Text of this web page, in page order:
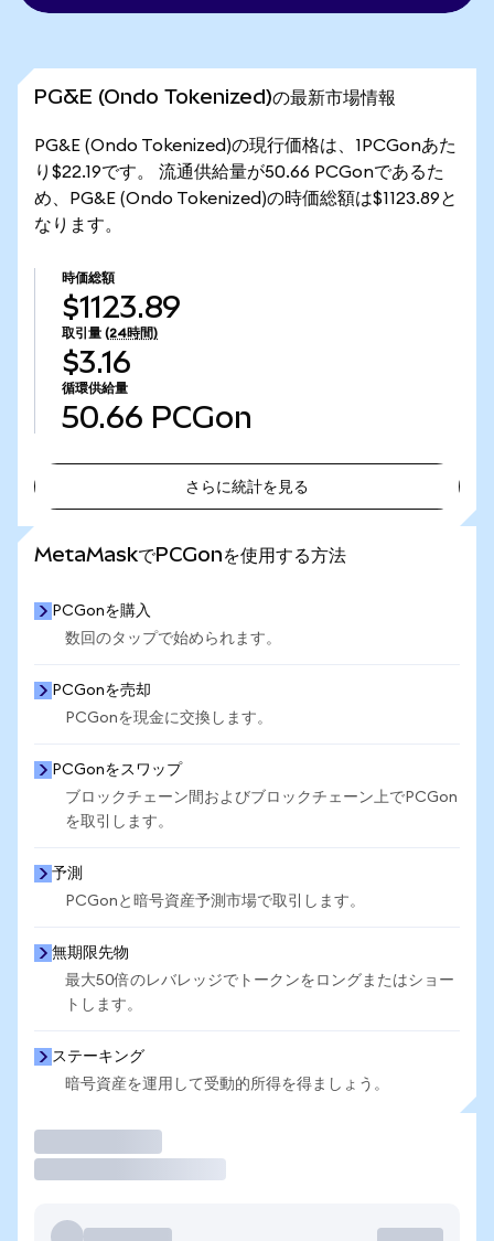
PG&E (Ondo Tokenized)の最新市場情報
PG&E (Ondo Tokenized)の現行価格は、1PCGonあた
り$22.19です。 流通供給量が50.66 PCGonであるた
め、PG&E (Ondo Tokenized)の時価総額は$1123.89と
なります。
時価総額
$1123.89
取引量 (24時間)
$3.16
循環供給量
50.66 PCGon
さらに統計を見る
MetaMaskでPCGonを使用する方法
PCGonを購入
数回のタップで始められます。
PCGonを売却
PCGonを現金に交換します。
PCGonをスワップ
ブロックチェーン間およびブロックチェーン上でPCGon
を取引します。
予測
PCGonと暗号資産予測市場で取引します。
無期限先物
最大50倍のレバレッジでトークンをロングまたはショー
トします。
ステーキング
暗号資産を運用して受動的所得を得ましょう。